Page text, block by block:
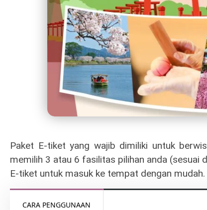
Paket E-tiket yang wajib dimiliki untuk
memilih 3 atau 6 fasilitas pilihan anda (sesuai
E-tiket untuk masuk ke tempat dengan mudah.
CARA PENGGUNAAN